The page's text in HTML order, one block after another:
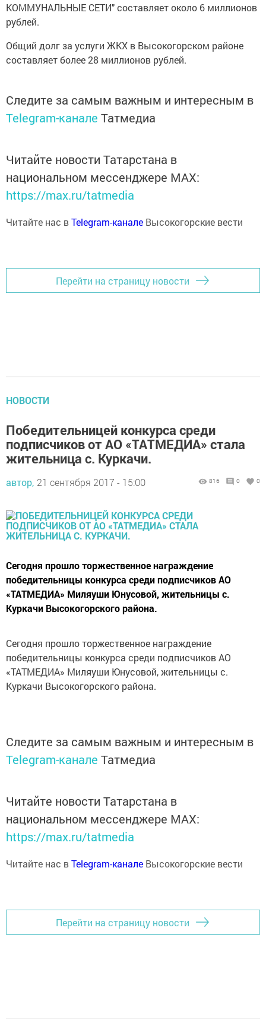
КОММУНАЛЬНЫЕ СЕТИ" составляет около 6 миллионов
рублей.
Общий долг за услуги ЖКХ в Высокогорском районе
составляет более 28 миллионов рублей.
Следите за самым важным и интересным в
Telegram-канале Татмедиа
Читайте новости Татарстана в
национальном мессенджере MАХ:
https://max.ru/tatmedia
Читайте нас вTelegram-канале Высокогорские вести
Перейти на страницу новости
НОВОСТИ
Победительницей конкурса среди
подписчиков от АО «ТАТМЕДИА» стала
жительница с. Куркачи.
автор, 21 сентября 2017 - 15:00 816 0 0
Сегодня прошло торжественное награждение
победительницы конкурса среди подписчиков АО
«ТАТМЕДИА» Миляуши Юнусовой, жительницы с.
Куркачи Высокогорского района.
Сегодня прошло торжественное награждение
победительницы конкурса среди подписчиков АО
«ТАТМЕДИА» Миляуши Юнусовой, жительницы с.
Куркачи Высокогорского района.
Следите за самым важным и интересным в
Telegram-канале Татмедиа
Читайте новости Татарстана в
национальном мессенджере MАХ:
https://max.ru/tatmedia
Читайте нас вTelegram-канале Высокогорские вести
Перейти на страницу новости